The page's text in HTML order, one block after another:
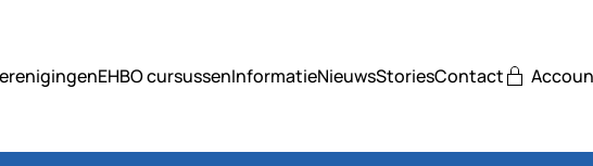
EHBO cursussenInformatieNieuwsStoriesContact